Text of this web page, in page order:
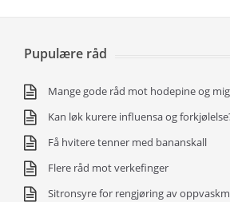
Pupulære råd
Mange gode råd mot hodepine og
Kan løk kurere influensa og
Få hvitere tenner med bananskall
Flere råd mot verkefinger
Sitronsyre for rengjøring av